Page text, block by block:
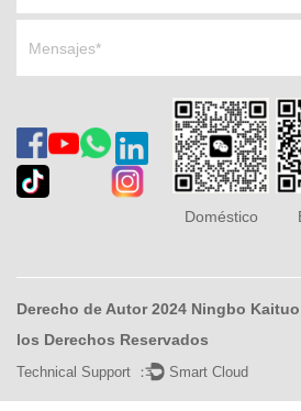
Doméstico
Derecho de Autor 2024 Ningbo
los Derechos Reservados
Technical Support ： Smart Cloud